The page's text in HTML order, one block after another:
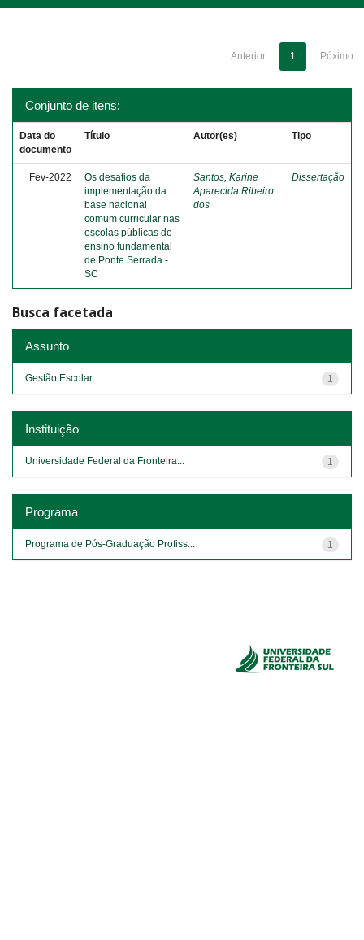
Anterior 1 Póximo
Conjunto de itens:
Data do
documento
Título Autor(es) Tipo
Fev-2022
Os desafios da
implementação da
base nacional
comum curricular nas
escolas públicas de
ensino fundamental
de Ponte Serrada -
SC
Santos, Karine
Aparecida Ribeiro
dos
Dissertação
Busca facetada
Assunto
1
Gestão Escolar
Instituição
1
Universidade Federal da Fronteira...
Programa
1
Programa de Pós-Graduação Profiss...